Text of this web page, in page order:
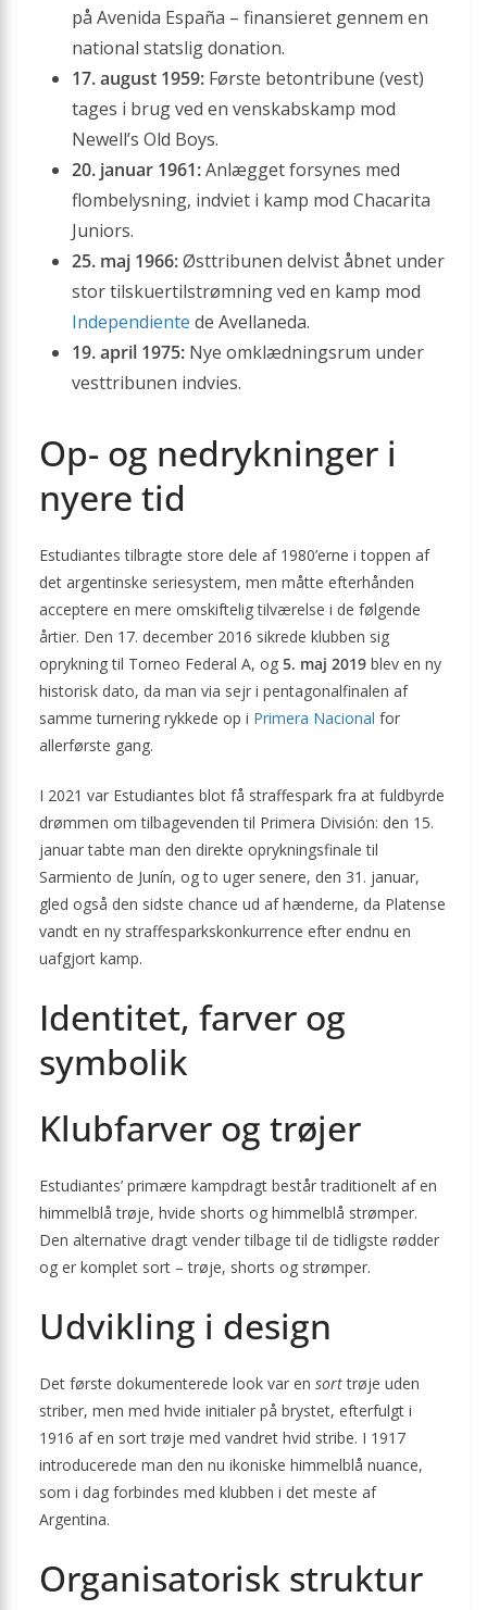
på Avenida España – finansieret gennem en
national statslig donation.
17. august 1959: Første betontribune (vest)
tages i brug ved en venskabskamp mod
Newell’s Old Boys.
20. januar 1961:Anlægget forsynes med
flombelysning, indviet i kamp mod Chacarita
Juniors.
25. maj 1966:Østtribunen delvist åbnet under
stor tilskuertilstrømning ved en kamp mod
Independiente de Avellaneda.
19. april 1975: Nye omklædningsrum under
vesttribunen indvies.
Op- og nedrykninger i
nyere tid
Estudiantes tilbragte store dele af 1980’erne i toppen af
det argentinske seriesystem, men måtte efterhånden
acceptere en mere omskiftelig tilværelse i de følgende
årtier. Den 17. december 2016 sikrede klubben sig
oprykning til Torneo Federal A, og 5. maj 2019 blev en ny
historisk dato, da man via sejr i pentagonal­finalen af
samme turnering rykkede op i Primera Nacional for
allerførste gang.
I 2021 var Estudiantes blot få straffespark fra at fuldbyrde
drømmen om tilbagevenden til Primera División: den 15.
januar tabte man den direkte oprykningsfinale til
Sarmiento de Junín, og to uger senere, den 31. januar,
gled også den sidste chance ud af hænderne, da Platense
vandt en ny straffesparks­konkurrence efter endnu en
uafgjort kamp.
Identitet, farver og
symbolik
Klubfarver og trøjer
Estudiantes’ primære kampdragt består traditionelt af en
himmelblå trøje, hvide shorts og himmelblå strømper.
Den alternative dragt vender tilbage til de tidligste rødder
og er komplet sort – trøje, shorts og strømper.
Udvikling i design
Det første dokumenterede look var en sorttrøje uden
striber, men med hvide initialer på brystet, efterfulgt i
1916 af en sort trøje med vandret hvid stribe. I 1917
introducerede man den nu ikoniske himmelblå nuance,
som i dag forbindes med klubben i det meste af
Argentina.
Organisatorisk struktur